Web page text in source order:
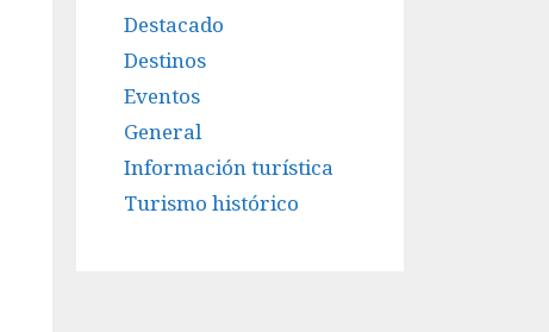
Destacado
Destinos
Eventos
General
Información turística
Turismo histórico